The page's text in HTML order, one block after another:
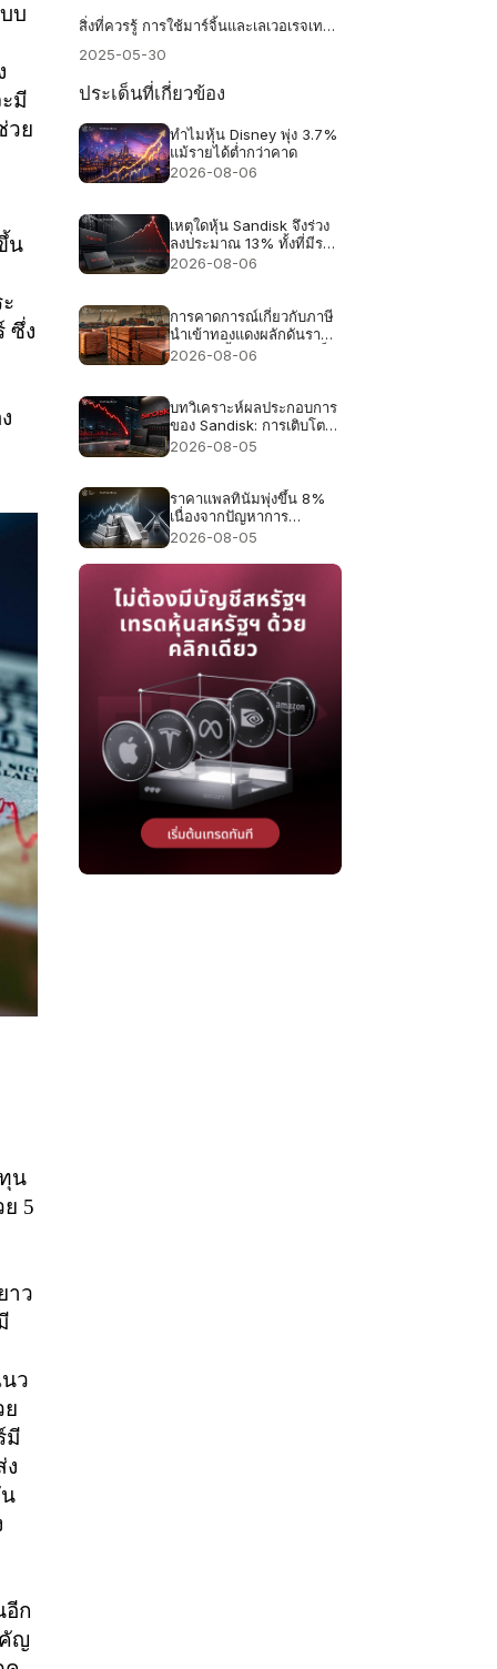
บ
มี
วย
น
ซึ่ง
น
ย 5
าว
ว
มี
ง
อีก
ญ
สิ่งที่ควรรู้ การใช้มาร์จิ้นและเลเวอเรจเทรดดัชนี
2025-05-30
ประเด็นที่เกี่ยวข้อง
ทำไมหุ้น Disney พุ่ง 3.7%
แม้รายได้ต่ำกว่าคาด
2026-08-06
เหตุใดหุ้น Sandisk จึงร่วง
ลงประมาณ 13% ทั้งที่มีราย
ได้สูงถึง 8.97 พันล้าน
2026-08-06
การคาดการณ์เกี่ยวกับภาษี
นำเข้าทองแดงผลักดันราคา
ทองแดงขึ้นสู่ระดับสูงสุดเป็น
2026-08-06
บทวิเคราะห์ผลประกอบการ
ของ Sandisk: การเติบโต
ของรายได้ 4 เท่าเพียงพอ
กรกฎาคม?
2026-08-05
ราคาแพลทินัมพุ่งขึ้น 8%
เนื่องจากปัญหาการ
ขาดแคลนอุปทานในปี
สำคัญอีกครั้ง
2026-08-05